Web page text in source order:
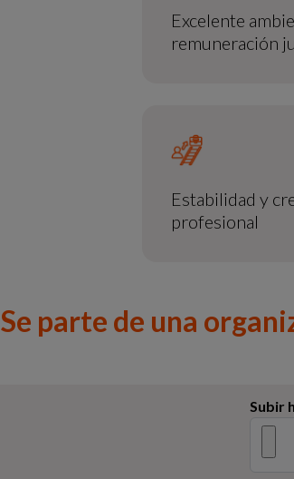
Excelente
remuneración
Estabilidad y
profesional
Se parte de una
Subir